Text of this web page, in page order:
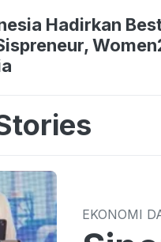
Hadirkan
EKONOMI